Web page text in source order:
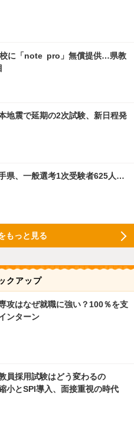
に「note pro」無償提供…県教
地震で延期の2次試験、新日程発
県、一般選考1次受験者625人…
もっと見る
クアップ
攻はなぜ就職に強い？100％を支
ンターン
員採用試験はどう変わるの
とSPI導入、面接重視の時代